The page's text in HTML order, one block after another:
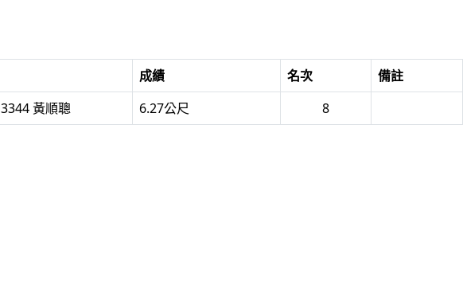
成績 名次
備註
3344 黃順聰 6.27公尺 8